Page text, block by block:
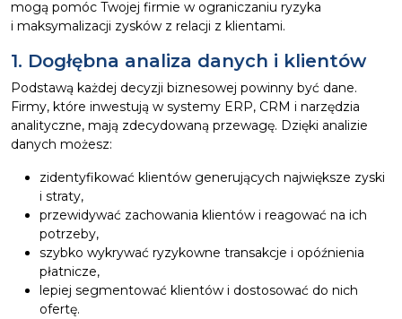
mogą pomóc Twojej firmie w ograniczaniu ryzyka
i maksymalizacji zysków z relacji z klientami.
1. Dogłębna analiza danych i klientów
Podstawą każdej decyzji biznesowej powinny być dane.
Firmy, które inwestują w systemy ERP, CRM i narzędzia
analityczne, mają zdecydowaną przewagę. Dzięki analizie
danych możesz:
zidentyfikować klientów generujących największe zyski
i straty,
przewidywać zachowania klientów i reagować na ich
potrzeby,
szybko wykrywać ryzykowne transakcje i opóźnienia
płatnicze,
lepiej segmentować klientów i dostosować do nich
ofertę.